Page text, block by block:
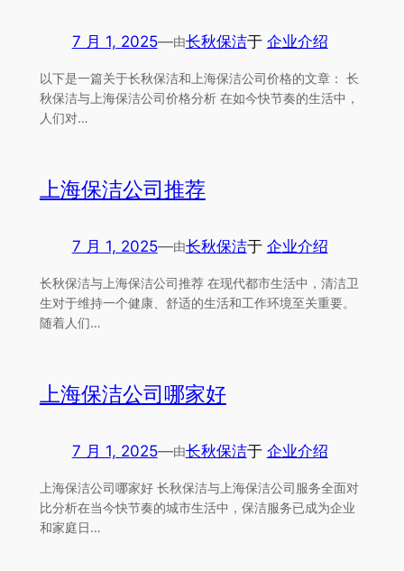
7 月 1, 2025—由长秋保洁于 企业介绍
以下是一篇关于长秋保洁和上海保洁公司价格的文章： 长
秋保洁与上海保洁公司价格分析 在如今快节奏的生活中，
人们对…
上海保洁公司推荐
7 月 1, 2025—由长秋保洁于 企业介绍
长秋保洁与上海保洁公司推荐 在现代都市生活中，清洁卫
生对于维持一个健康、舒适的生活和工作环境至关重要。
随着人们…
上海保洁公司哪家好
7 月 1, 2025—由长秋保洁于 企业介绍
上海保洁公司哪家好 长秋保洁与上海保洁公司服务全面对
比分析在当今快节奏的城市生活中，保洁服务已成为企业
和家庭日…